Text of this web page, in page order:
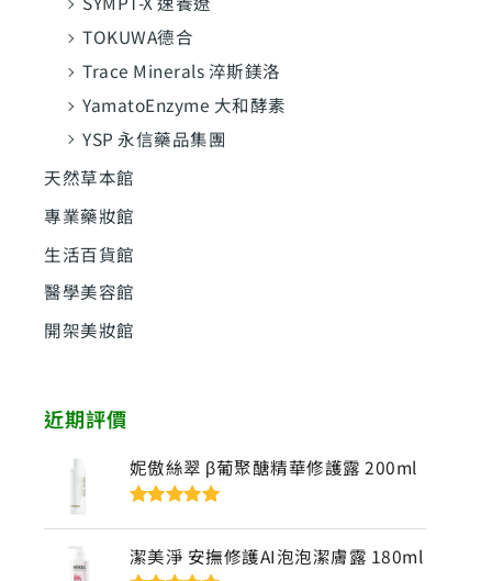
TOKUWA德合
Trace Minerals 淬斯鎂洛
YamatoEnzyme 大和酵素
YSP 永信藥品集團
天然草本館
專業藥妝館
生活百貨館
醫學美容館
開架美妝館
近期評價
妮傲絲翠 β葡聚醣精華修護露 200ml
5
潔美淨 安撫修護AI泡泡潔膚露 180ml